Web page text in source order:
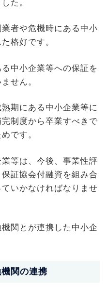
た。
業者や危機時にある中小
格好です。
中小企業等への保証を
せん。
期にある中小企業等に
制度から卒業すべきで
です。
等は、今後、事業性評
証協会付融資を組み合
いかなければなりませ
関とが連携した中小企
関の連携